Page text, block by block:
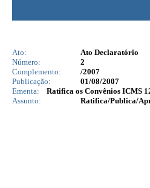
Ato:
Ato Declaratório
Número:
2
Complemento:
/2007
Publicação:
01/08/2007
Ementa:
Ratifica os Convênios ICMS
Assunto:
Ratifica/Publica/